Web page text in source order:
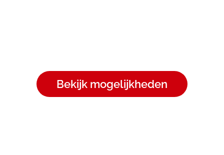
Bekijk mogelijkheden